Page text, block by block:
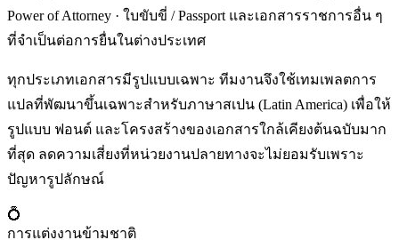
Power of Attorney · ใบขับขี่ / Passport และเอกสารราชการอื่น ๆ
ที่จำเป็นต่อการยื่นในต่างประเทศ
ทุกประเภทเอกสารมีรูปแบบเฉพาะ ทีมงานจึงใช้เทมเพลตการ
แปลที่พัฒนาขึ้นเฉพาะสำหรับภาษาสเปน (Latin America) เพื่อให้
รูปแบบ ฟอนต์ และโครงสร้างของเอกสารใกล้เคียงต้นฉบับมาก
ที่สุด ลดความเสี่ยงที่หน่วยงานปลายทางจะไม่ยอมรับเพราะ
ปัญหารูปลักษณ์
💍
การแต่งงานข้ามชาติ